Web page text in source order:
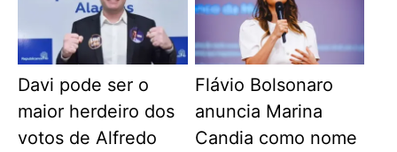
Davi pode ser o
maior herdeiro dos
votos de Alfredo
Flávio Bolsonaro
anuncia Marina
Candia como nome